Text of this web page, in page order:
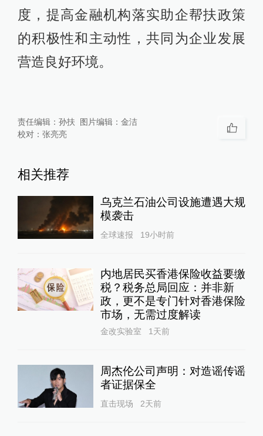
度，提高金融机构落实助企帮扶政策
的积极性和主动性，共同为企业发展
营造良好环境。
责任编辑： 孙扶 图片编辑： 金洁
校对： 张亮亮
相关推荐
乌克兰石油公司设施遭遇大规
模袭击
全球速报 19小时前
内地居民买香港保险收益要缴
税？税务总局回应：并非新
政，更不是专门针对香港保险
市场，无需过度解读
金改实验室 1天前
周杰伦公司声明：对造谣传谣
者证据保全
直击现场 2天前